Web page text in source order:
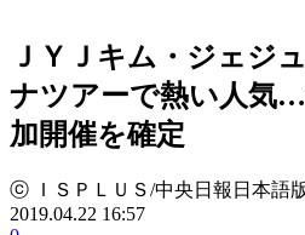
ＪＹＪキム・ジェジ
ナツアーで熱い人気
加開催を確定
ⓒ ＩＳＰＬＵＳ/中央日報日本語
2019.04.22 16:57